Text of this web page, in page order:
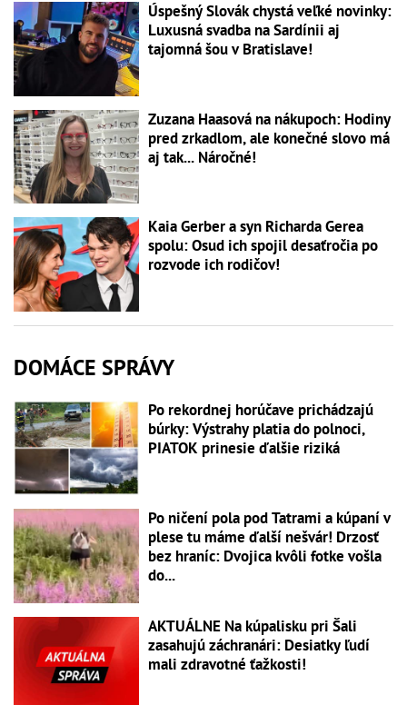
Úspešný Slovák chystá veľké novinky:
Luxusná svadba na Sardínii aj
tajomná šou v Bratislave!
Zuzana Haasová na nákupoch: Hodiny
pred zrkadlom, ale konečné slovo má
aj tak... Náročné!
Kaia Gerber a syn Richarda Gerea
spolu: Osud ich spojil desaťročia po
rozvode ich rodičov!
DOMÁCE SPRÁVY
Po rekordnej horúčave prichádzajú
búrky: Výstrahy platia do polnoci,
PIATOK prinesie ďalšie riziká
Po ničení pola pod Tatrami a kúpaní v
plese tu máme ďalší nešvár! Drzosť
bez hraníc: Dvojica kvôli fotke vošla
do...
AKTUÁLNE Na kúpalisku pri Šali
zasahujú záchranári: Desiatky ľudí
mali zdravotné ťažkosti!